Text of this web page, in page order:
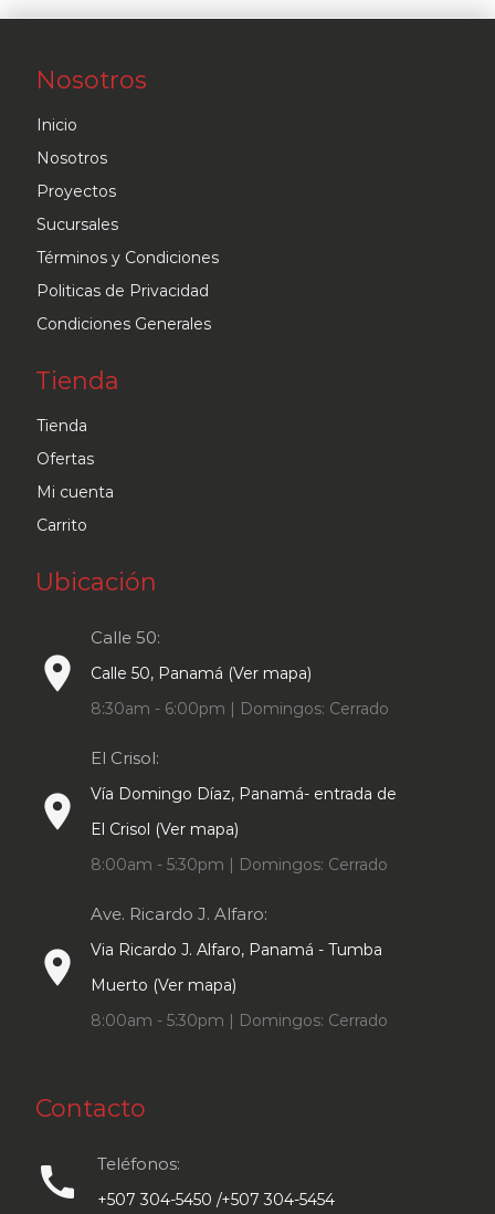
variantes.
página
de
producto
Nosotros
Inicio
Nosotros
Proyectos
Sucursales
Términos y Condiciones
Politicas de Privacidad
Condiciones Generales
Tienda
Tienda
Ofertas
Mi cuenta
Carrito
Ubicación
place
Calle 50:
Calle 50, Panamá (Ver mapa)
8:30am - 6:00pm | Domingos: Cerrado
place
El Crisol:
Vía Domingo Díaz, Panamá- entrada de
El Crisol (Ver mapa)
8:00am - 5:30pm | Domingos: Cerrado
place
Ave. Ricardo J. Alfaro:
Via Ricardo J. Alfaro, Panamá - Tumba
Muerto (Ver mapa)
8:00am - 5:30pm | Domingos: Cerrado
Contacto
call Teléfonos:
+507 304-5450 /+507 304-5454